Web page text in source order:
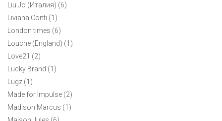
Liu Jo (Италия) (6)
Liviana Conti (1)
London times (6)
Louche (England) (1)
Love21 (2)
Lucky Brand (1)
Lugz (1)
Made for Impulse (2)
Madison Marcus (1)